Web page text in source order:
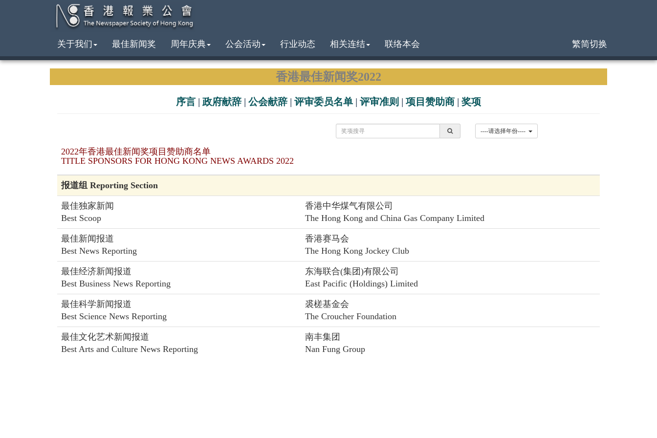
关于我们 最佳新闻奖 周年庆典 公会活动 行业动态 相关连结 联络本会 繁简切换
香港最佳新闻奖2022
序言 | 政府献辞 | 公会献辞 | 评审委员名单 | 评审准则 | 项目赞助商 | 奖项
2022年香港最佳新闻奖项目赞助商名单
TITLE SPONSORS FOR HONG KONG NEWS AWARDS 2022
报道组 Reporting Section
最佳独家新闻
Best Scoop
香港中华煤气有限公司
The Hong Kong and China Gas Company Limited
最佳新闻报道
Best News Reporting
香港赛马会
The Hong Kong Jockey Club
最佳经济新闻报道
Best Business News Reporting
东海联合(集团)有限公司
East Pacific (Holdings) Limited
最佳科学新闻报道
Best Science News Reporting
裘槎基金会
The Croucher Foundation
最佳文化艺术新闻报道
Best Arts and Culture News Reporting
南丰集团
Nan Fung Group